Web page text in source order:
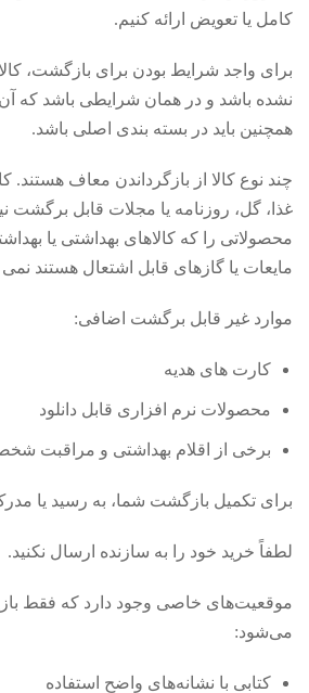
کامل یا تعویض ارائه کنیم.
برای واجد شرایط بودن برای بازگشت،
نشده باشد و در همان شرایطی باشد که آن
همچنین باید در بسته بندی اصلی باشد.
چند نوع کالا از بازگرداندن معاف هستند.
غذا، گل، روزنامه یا مجلات قابل برگشت
محصولاتی را که کالاهای بهداشتی یا
مایعات یا گازهای قابل اشتعال هستند نمی
موارد غیر قابل برگشت اضافی:
کارت های هدیه
محصولات نرم افزاری قابل دانلود
برخی از اقلام بهداشتی و مراقبت
برای تکمیل بازگشت شما، به رسید یا
لطفاً خرید خود را به سازنده ارسال نکنید.
موقعیت‌های خاصی وجود دارد که فقط
می‌شود:
کتابی با نشانه‌های واضح استفاده